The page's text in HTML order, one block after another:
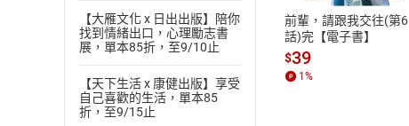
【大雁文化 x 日出出版】陪你
找到情緒出口，心理勵志書
展，單本85折，至9/10止
【天下生活 x 康健出版】享受
自己喜歡的生活，單本85
折，至9/15止
前輩，請跟我交往(第6
話)完【電子書】
$39
1%